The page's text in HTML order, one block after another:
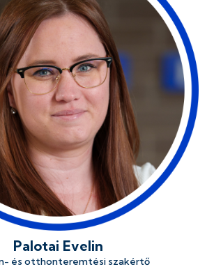
Palotai Evelin
és otthonteremtési szakértő